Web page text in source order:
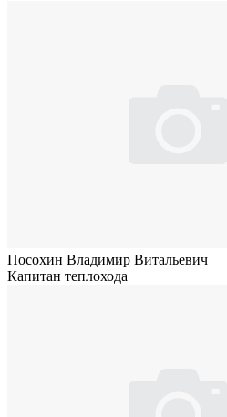
Посохин Владимир Витальевич
Капитан теплохода